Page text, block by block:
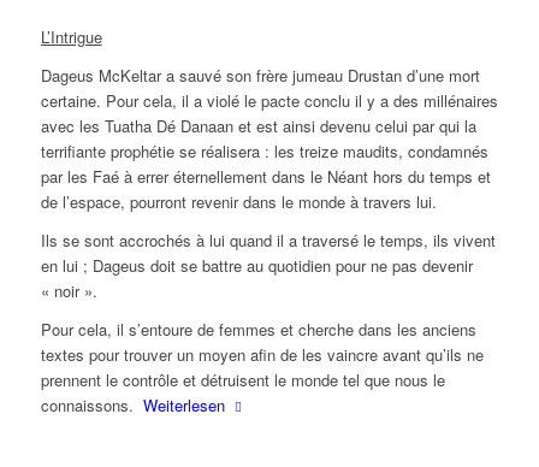
L’Intrigue
Dageus McKeltar a sauvé son frère jumeau Drustan d’une mort
certaine. Pour cela, il a violé le pacte conclu il y a des millénaires
avec les Tuatha Dé Danaan et est ainsi devenu celui par qui la
terrifiante prophétie se réalisera : les treize maudits, condamnés
par les Faé à errer éternellement dans le Néant hors du temps et
de l’espace, pourront revenir dans le monde à travers lui.
Ils se sont accrochés à lui quand il a traversé le temps, ils vivent
en lui ; Dageus doit se battre au quotidien pour ne pas devenir
« noir ».
Pour cela, il s’entoure de femmes et cherche dans les anciens
textes pour trouver un moyen afin de les vaincre avant qu’ils ne
prennent le contrôle et détruisent le monde tel que nous le
connaissons. Weiterlesen